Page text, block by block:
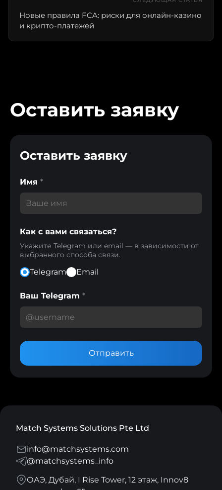
Новые правила FCA: риски для онлайн-казино
и крипто-платежей
Оставить заявку
Оставить заявку
Имя *
Как с вами связаться?
Укажите Telegram или email — в зависимости от
выбранного способа связи.
Telegram Email
Ваш Telegram *
Отправить
Match Systems Solutions Pte Ltd
info@matchsystems.com
@matchsystems_info
ОАЭ, Дубай, I Rise Tower, 12 этаж, Innov8